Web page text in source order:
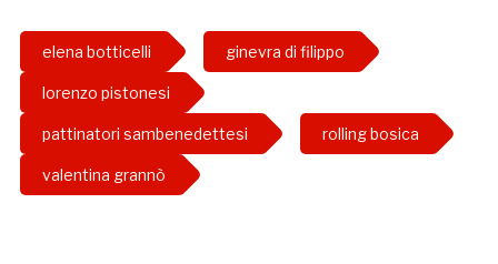
elena botticelli ginevra di filippo
lorenzo pistonesi
pattinatori sambenedettesi rolling bosica
valentina grannò